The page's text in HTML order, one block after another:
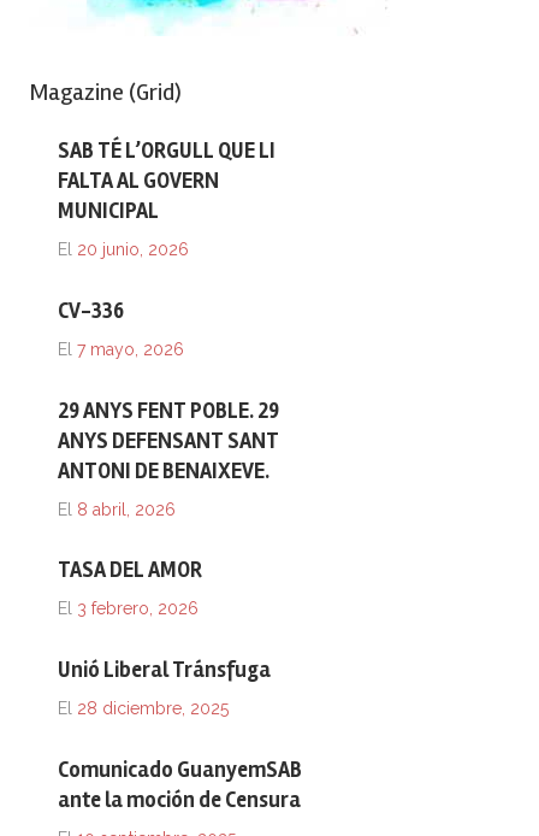
Magazine (Grid)
SAB TÉ L’ORGULL QUE LI
FALTA AL GOVERN
MUNICIPAL
El 20 junio, 2026
CV-336
El 7 mayo, 2026
29 ANYS FENT POBLE. 29
ANYS DEFENSANT SANT
ANTONI DE BENAIXEVE.
El 8 abril, 2026
TASA DEL AMOR
El 3 febrero, 2026
Unió Liberal Tránsfuga
El 28 diciembre, 2025
Comunicado GuanyemSAB
ante la moción de Censura